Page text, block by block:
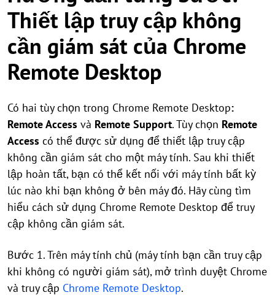
Thiết lập truy cập không
cần giám sát của Chrome
Remote Desktop
Có hai tùy chọn trong Chrome Remote Desktop:
Remote Access và Remote Support. Tùy chọn Remote
Access có thể được sử dụng để thiết lập truy cập
không cần giám sát cho một máy tính. Sau khi thiết
lập hoàn tất, bạn có thể kết nối với máy tính bất kỳ
lúc nào khi bạn không ở bên máy đó. Hãy cùng tìm
hiểu cách sử dụng Chrome Remote Desktop để truy
cập không cần giám sát.
Bước 1. Trên máy tính chủ (máy tính bạn cần truy cập
khi không có người giám sát), mở trình duyệt Chrome
và truy cập Chrome Remote Desktop.